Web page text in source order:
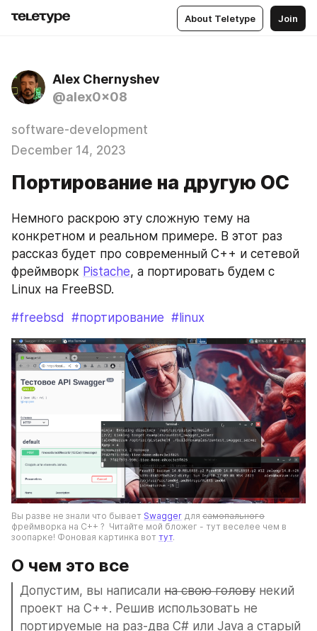
About Teletype Join
Alex Chernyshev
@alex0x08
software-development
December 14, 2023
Портирование на другую ОС
Немного раскрою эту сложную тему на
конкретном и реальном примере. В этот раз
рассказ будет про современный С++ и сетевой
фреймворк Pistache, а портировать будем с
Linux на FreeBSD.
#freebsd #портирование #linux
Вы разве не знали что бывает Swagger для самопального
фреймворка на C++ ?  Читайте мой бложег - тут веселее чем в
зоопарке! Фоновая картинка вот тут.
О чем это все
Допустим, вы написали на свою голову некий
проект на C++. Решив использовать не